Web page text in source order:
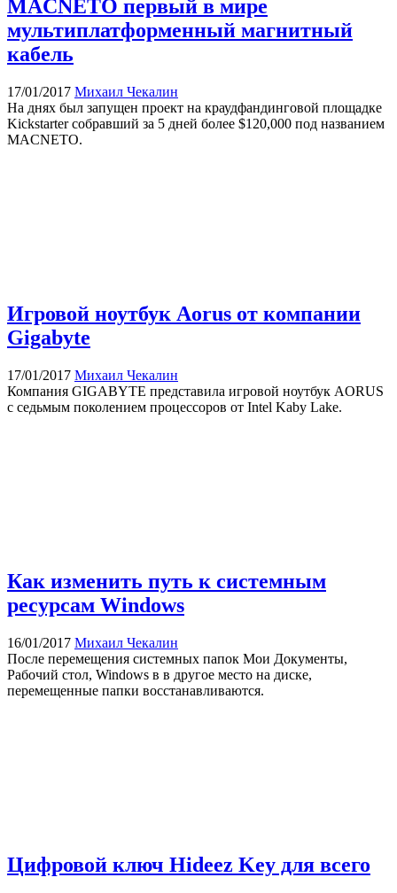
MACNETO первый в мире
мультиплатформенный магнитный
кабель
17/01/2017 Михаил Чекалин
На днях был запущен проект на краудфандинговой площадке
Kickstarter собравший за 5 дней более $120,000 под названием
MACNETO.
Игровой ноутбук Aorus от компании
Gigabyte
17/01/2017 Михаил Чекалин
Компания GIGABYTE представила игровой ноутбук AORUS
с седьмым поколением процессоров от Intel Kaby Lake.
Как изменить путь к системным
ресурсам Windows
16/01/2017 Михаил Чекалин
После перемещения системных папок Мои Документы,
Рабочий стол, Windows в в другое место на диске,
перемещенные папки восстанавливаются.
Цифровой ключ Hideez Key для всего